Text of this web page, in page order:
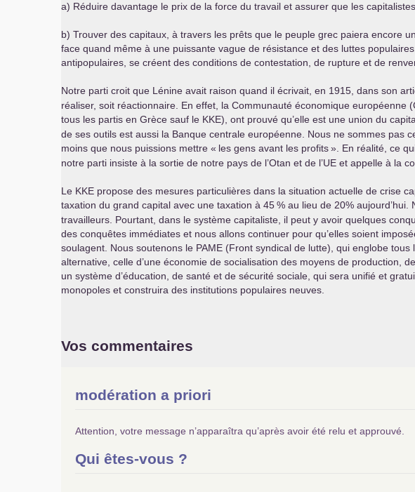
a) Réduire davantage le prix de la force du travail et assurer que les
b) Trouver des capitaux, à travers les prêts que le peuple grec paiera encore
face quand même à une puissante vague de résistance et des luttes
antipopulaires, se créent des conditions de contestation, de rupture et de
Notre parti croit que Lénine avait raison quand il écrivait, en 1915, dans son
réaliser, soit réactionnaire. En effet, la Communauté économique européenne (
tous les partis en Grèce sauf le KKE), ont prouvé qu’elle est une union du
de ses outils est aussi la Banque centrale européenne. Nous ne sommes pas
moins que nous puissions mettre « les gens avant les profits». En réalité, ce
notre parti insiste à la sortie de notre pays de l’Otan et de l’UE et appelle à la
Le KKE propose des mesures particulières dans la situation actuelle de crise
taxation du grand capital avec une taxation à 45% au lieu de 20%
travailleurs. Pourtant, dans le système capitaliste, il peut y avoir quelques
des conquêtes immédiates et nous allons continuer pour qu’elles soient
soulagent. Nous soutenons le PAME (Front syndical de lutte), qui englobe
alternative, celle d’une économie de socialisation des moyens de production,
un système d’éducation, de santé et de sécurité sociale, qui sera unifié et
monopoles et construira des institutions populaires neuves.
Vos commentaires
modération a priori
Attention, votre message n’apparaîtra qu’après avoir été relu et approuvé.
Qui êtes-vous ?